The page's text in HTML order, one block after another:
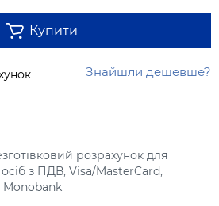
Купити
Знайшли дешевше?
розрахунок для
з ПДВ, Visa/MasterCard,
Monobank